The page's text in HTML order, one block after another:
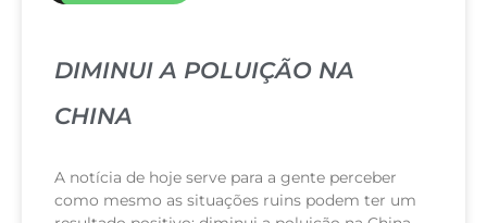
DIMINUI A POLUIÇÃO NA
CHINA
A notícia de hoje serve para a gente perceber
como mesmo as situações ruins podem ter um